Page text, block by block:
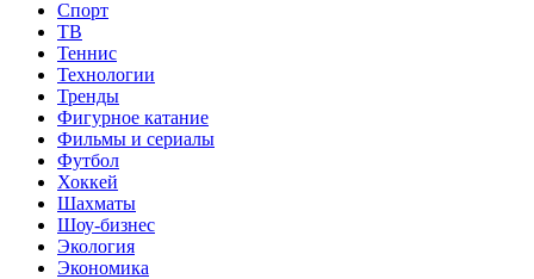
Спорт
ТВ
Теннис
Технологии
Тренды
Фигурное катание
Фильмы и сериалы
Футбол
Хоккей
Шахматы
Шоу-бизнес
Экология
Экономика